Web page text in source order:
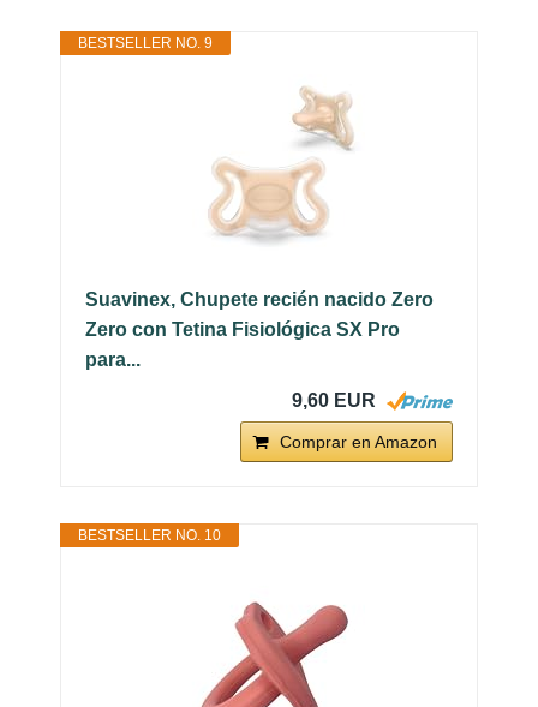
BESTSELLER NO. 9
Suavinex, Chupete recién nacido Zero
Zero con Tetina Fisiológica SX Pro
para...
9,60 EUR
Comprar en Amazon
BESTSELLER NO. 10